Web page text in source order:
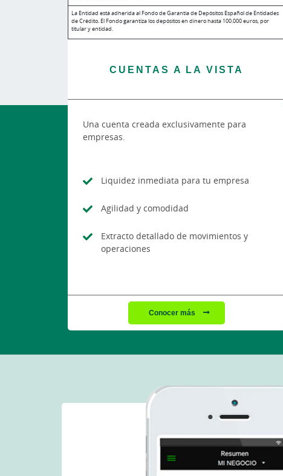
La Entidad está adherida al Fondo de Garantía de Depósitos Español de Entidades
de Crédito. El Fondo garantiza los depósitos en dinero hasta 100.000 euros, por
titular y entidad.
CUENTAS A LA VISTA
Una cuenta creada exclusivamente para
empresas.
Liquidez inmediata para tu empresa
Agilidad y comodidad
Extracto detallado de movimientos y
operaciones
Conocer más